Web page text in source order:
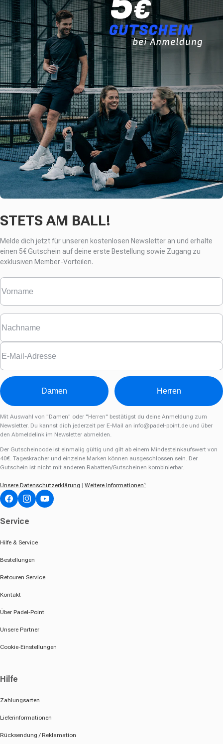
STETS AM BALL!
Melde dich jetzt für unseren kostenlosen Newsletter an und erhalte
einen 5€ Gutschein auf deine erste Bestellung sowie Zugang zu
exklusiven Member-Vorteilen.
Damen Herren
Mit Auswahl von "Damen" oder "Herren" bestätigst du deine Anmeldung zum
Newsletter. Du kannst dich jederzeit per E-Mail an info@padel-point.de und über
den Abmeldelink im Newsletter abmelden.
Der Gutscheincode ist einmalig gültig und gilt ab einem Mindesteinkaufswert von
40€. Tageskracher und einzelne Marken können ausgeschlossen sein. Der
Gutschein ist nicht mit anderen Rabatten/Gutscheinen kombinierbar.
Unsere Datenschutzerklärung | Weitere Informationen¹
FacebookInstagramYouTube
Service
Hilfe & Service
Bestellungen
Retouren Service
Kontakt
Über Padel-Point
Unsere Partner
Cookie-Einstellungen
Hilfe
Zahlungsarten
Lieferinformationen
Rücksendung / Reklamation